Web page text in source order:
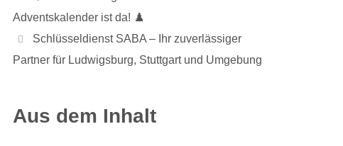
Adventskalender ist da! ♟️
Schlüsseldienst SABA – Ihr zuverlässiger
Partner für Ludwigsburg, Stuttgart und Umgebung
Aus dem Inhalt